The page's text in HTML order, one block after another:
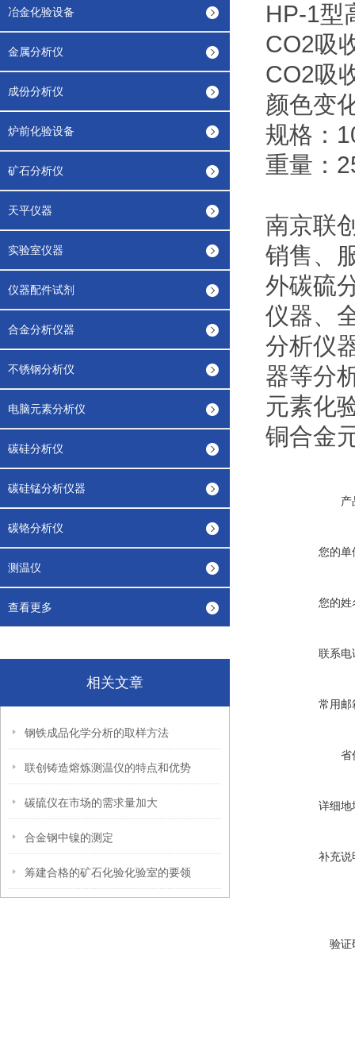
冶金化验设备
金属分析仪
成份分析仪
炉前化验设备
矿石分析仪
天平仪器
实验室仪器
仪器配件试剂
合金分析仪器
不锈钢分析仪
电脑元素分析仪
碳硅分析仪
碳硅锰分析仪器
碳铬分析仪
测温仪
查看更多
相关文章
钢铁成品化学分析的取样方法
联创铸造熔炼测温仪的特点和优势
碳硫仪在市场的需求量加大
合金钢中镍的测定
筹建合格的矿石化验化验室的要领
HP-1型
CO2吸
CO2吸
颜色变
规格：
重量：
南京联
销售、
外碳硫
仪器、
分析仪
器等分
元素化
铜合金
产
您的单
您的姓
联系电
常用邮
省
详细地
补充说
验证